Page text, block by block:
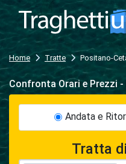
Home Tratte Positano-
Confronta Orari e Prezzi
Andata e
Tratta